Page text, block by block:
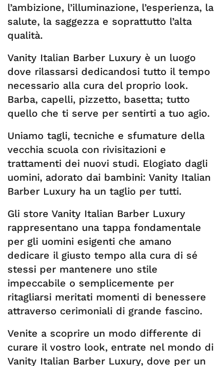
l’ambizione, l’illuminazione, l’esperienza, la
salute, la saggezza e soprattutto l’alta
qualità.
Vanity Italian Barber Luxury è un luogo
dove rilassarsi dedicandosi tutto il tempo
necessario alla cura del proprio look.
Barba, capelli, pizzetto, basetta; tutto
quello che ti serve per sentirti a tuo agio.
Uniamo tagli, tecniche e sfumature della
vecchia scuola con rivisitazioni e
trattamenti dei nuovi studi. Elogiato dagli
uomini, adorato dai bambini: Vanity Italian
Barber Luxury ha un taglio per tutti.
Gli store Vanity Italian Barber Luxury
rappresentano una tappa fondamentale
per gli uomini esigenti che amano
dedicare il giusto tempo alla cura di sé
stessi per mantenere uno stile
impeccabile o semplicemente per
ritagliarsi meritati momenti di benessere
attraverso cerimoniali di grande fascino.
Venite a scoprire un modo differente di
curare il vostro look, entrate nel mondo di
Vanity Italian Barber Luxury, dove per un